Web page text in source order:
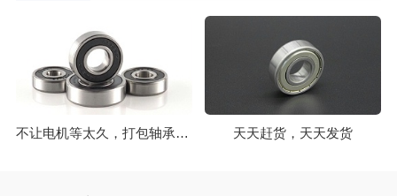
不让电机等太久，打包轴承就发走 天天赶货，天天发货